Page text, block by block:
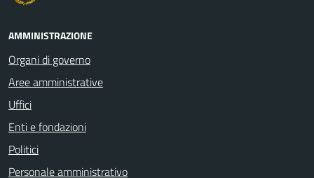
AMMINISTRAZIONE
Organi di governo
Aree amministrative
Uffici
Enti e fondazioni
Politici
Personale amministrativo